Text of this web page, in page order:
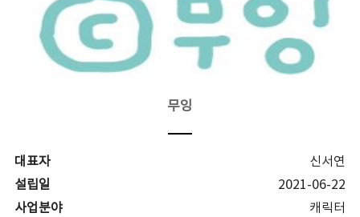
무잉
대표자
신서연
설립일
2021-06-22
사업분야
캐릭터